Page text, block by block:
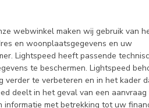
webwinkel maken wij gebruik van
en woonplaatsgegevens en uw
Lightspeed heeft passende
te beschermen. Lightspeed
te verbeteren en in het kader
deelt in het geval van een aanvraag
met betrekking tot uw